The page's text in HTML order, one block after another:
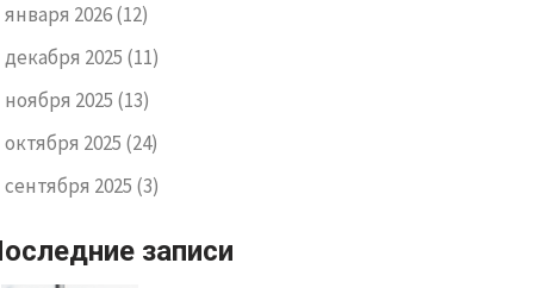
января 2026(12)
декабря 2025 (11)
ноября 2025 (13)
октября 2025 (24)
сентября 2025 (3)
записи